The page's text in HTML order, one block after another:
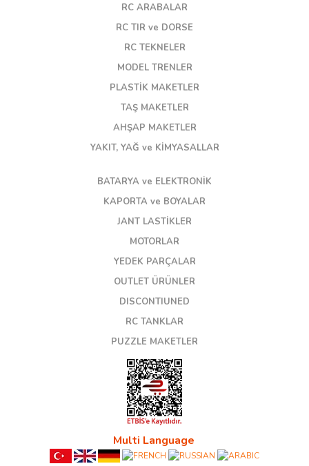
RC ARABALAR
RC TIR ve DORSE
RC TEKNELER
MODEL TRENLER
PLASTİK MAKETLER
TAŞ MAKETLER
AHŞAP MAKETLER
YAKIT, YAĞ ve KİMYASALLAR
BATARYA ve ELEKTRONİK
KAPORTA ve BOYALAR
JANT LASTİKLER
MOTORLAR
YEDEK PARÇALAR
OUTLET ÜRÜNLER
DISCONTIUNED
RC TANKLAR
PUZZLE MAKETLER
Multi Language